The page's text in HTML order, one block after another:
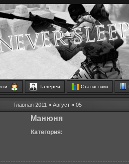
Галереи Статистики
Главная 2011 » Август » 05
Манюня
Категория: